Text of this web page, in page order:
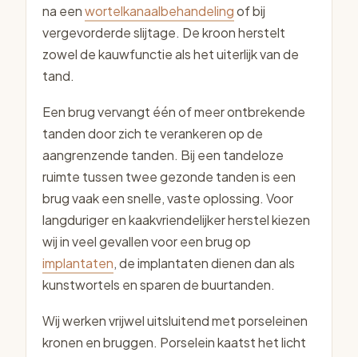
na eenwortelkanaalbehandelingof bij
vergevorderde slijtage. De kroon herstelt
zowel de kauwfunctie als het uiterlijk van de
tand.
Een brug vervangt één of meer ontbrekende
tanden door zich te verankeren op de
aangrenzende tanden. Bij een tandeloze
ruimte tussen twee gezonde tanden is een
brug vaak een snelle, vaste oplossing. Voor
langduriger en kaakvriendelijker herstel kiezen
wij in veel gevallen voor een brug op
implantaten, de implantaten dienen dan als
kunstwortels en sparen de buurtanden.
Wij werken vrijwel uitsluitend met porseleinen
kronen en bruggen. Porselein kaatst het licht